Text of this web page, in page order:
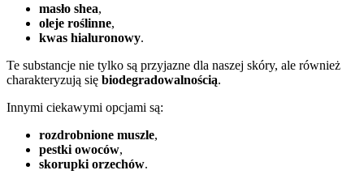
masło shea,
oleje roślinne,
kwas hialuronowy.
Te substancje nie tylko są przyjazne dla naszej skóry, ale również
charakteryzują się biodegradowalnością.
Innymi ciekawymi opcjami są:
rozdrobnione muszle,
pestki owoców,
skorupki orzechów.